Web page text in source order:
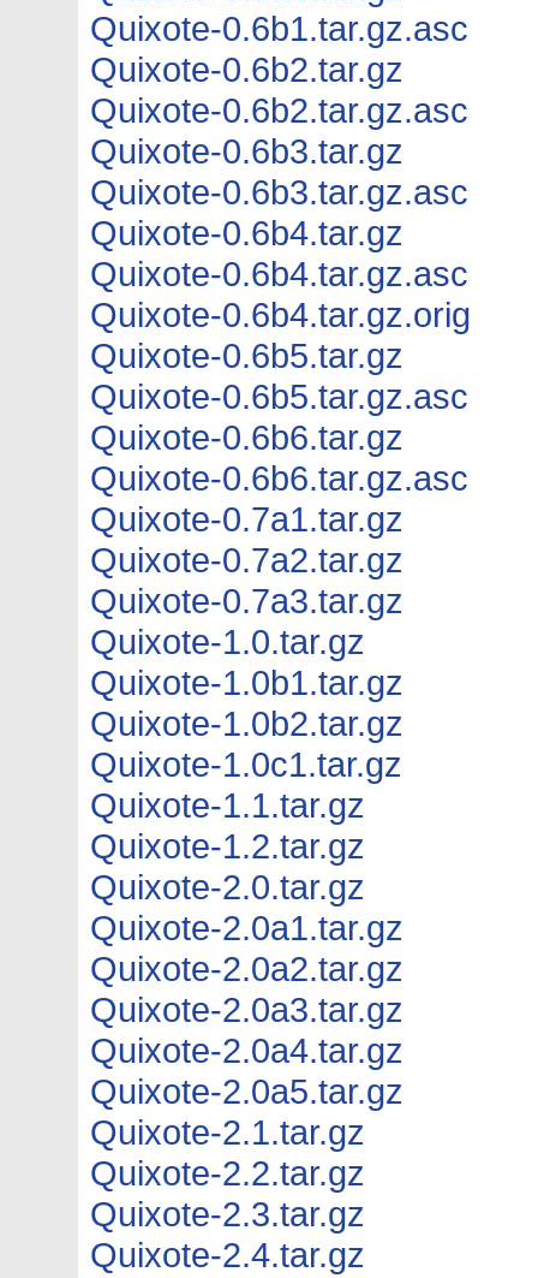
Quixote-0.6b1.tar.gz.asc
Quixote-0.6b2.tar.gz
Quixote-0.6b2.tar.gz.asc
Quixote-0.6b3.tar.gz
Quixote-0.6b3.tar.gz.asc
Quixote-0.6b4.tar.gz
Quixote-0.6b4.tar.gz.asc
Quixote-0.6b4.tar.gz.orig
Quixote-0.6b5.tar.gz
Quixote-0.6b5.tar.gz.asc
Quixote-0.6b6.tar.gz
Quixote-0.6b6.tar.gz.asc
Quixote-0.7a1.tar.gz
Quixote-0.7a2.tar.gz
Quixote-0.7a3.tar.gz
Quixote-1.0.tar.gz
Quixote-1.0b1.tar.gz
Quixote-1.0b2.tar.gz
Quixote-1.0c1.tar.gz
Quixote-1.1.tar.gz
Quixote-1.2.tar.gz
Quixote-2.0.tar.gz
Quixote-2.0a1.tar.gz
Quixote-2.0a2.tar.gz
Quixote-2.0a3.tar.gz
Quixote-2.0a4.tar.gz
Quixote-2.0a5.tar.gz
Quixote-2.1.tar.gz
Quixote-2.2.tar.gz
Quixote-2.3.tar.gz
Quixote-2.4.tar.gz